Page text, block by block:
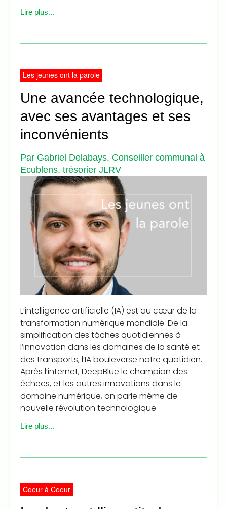
Lire plus...
Les jeunes ont la parole
Une avancée technologique,
avec ses avantages et ses
inconvénients
Par Gabriel Delabays, Conseiller communal à
Ecublens, trésorier JLRV
L’intelligence artificielle (IA) est au cœur de la
transformation numérique mondiale. De la
simplification des tâches quotidiennes à
l’innovation dans les domaines de la santé et
des transports, l’IA bouleverse notre quotidien.
Après l’internet, DeepBlue le champion des
échecs, et les autres innovations dans le
domaine numérique, on parle même de
nouvelle révolution technologique.
Lire plus...
Coeur à Coeur